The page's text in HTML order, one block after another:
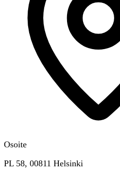
Osoite
PL 58, 00811 Helsinki